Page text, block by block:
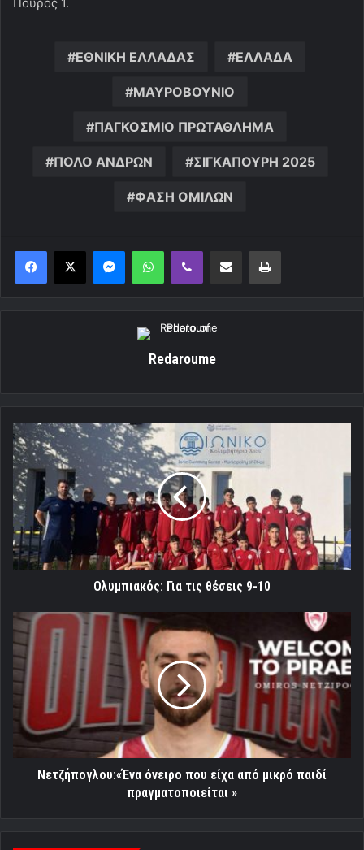
ΕΘΝΙΚΗ ΕΛΛΑΔΑΣ ΕΛΛΑΔΑ
ΜΑΥΡΟΒΟΥΝΙΟ
ΠΑΓΚΟΣΜΙΟ ΠΡΩΤΑΘΛΗΜΑ
ΠΟΛΟ ΑΝΔΡΩΝ ΣΙΓΚΑΠΟΥΡΗ 2025
ΦΑΣΗ ΟΜΙΛΩΝ
MessengerWhatsAppViber Κοινοποίηση μέσω ηλεκτρονικού ταχυδρομείουΕκτύπωση
Redaroume
Ολυμπιακός:
Για
τις
θέσεις
9-
10
Ολυμπιακός: Για τις θέσεις 9-10
Νετζήπογλου:«Ένα
όνειρο
που
είχα
μικρό
παιδί
πραγματοποιείται
Νετζήπογλου:«Ένα όνειρο που είχα από μικρό παιδί
πραγματοποιείται »